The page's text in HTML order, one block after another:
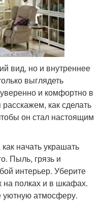
вид, но и внутреннее
выглядеть
и комфортно в
как сделать
он стал настоящим
начать украшать
Пыль, грязь и
интерьер. Уберите
на полках и в шкафах.
уютную атмосферу.